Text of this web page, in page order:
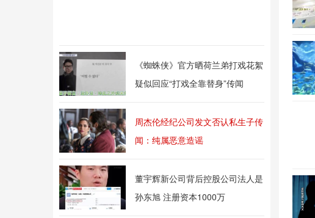
《蜘蛛侠》官方晒荷兰弟打戏花絮
疑似回应“打戏全靠替身”传闻
周杰伦经纪公司发文否认私生子传
闻：纯属恶意造谣
董宇辉新公司背后控股公司法人是
孙东旭 注册资本1000万